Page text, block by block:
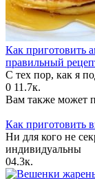
Как приготовить
правильный
С тех пор, как я
0 11.7к.
Вам также может
Как приготовить
Ни для кого не
индивидуальны
04.3к.